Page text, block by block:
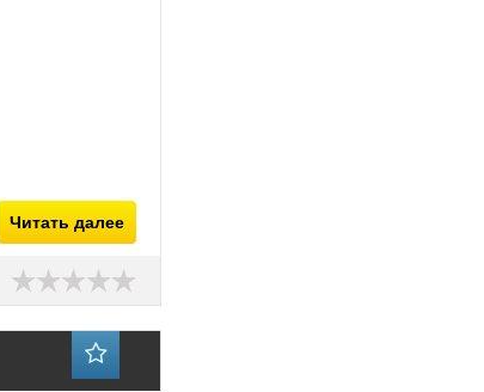
Читать далее